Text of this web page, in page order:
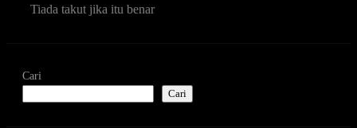
Tiada takut jika itu benar
Cari
Cari